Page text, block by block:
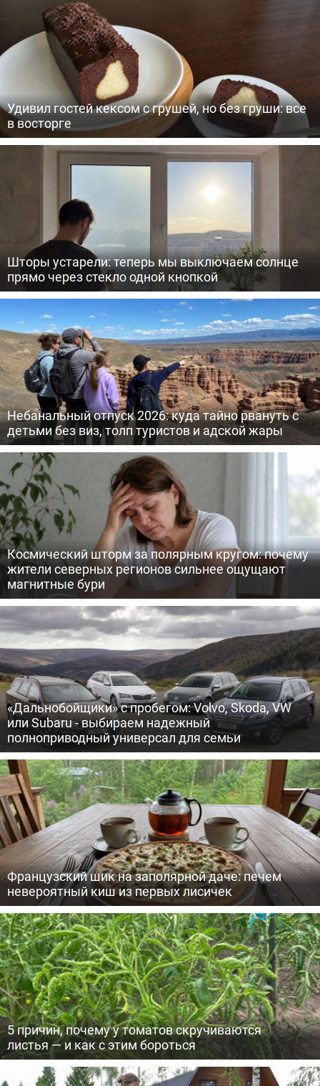
Удивил гостей кексом с грушей, но без груши: все
в восторге
Шторы устарели: теперь мы выключаем солнце
прямо через стекло одной кнопкой
Небанальный отпуск 2026: куда тайно рвануть с
детьми без виз, толп туристов и адской жары
Космический шторм за полярным кругом: почему
жители северных регионов сильнее ощущают
магнитные бури
«Дальнобойщики» с пробегом: Volvo, Skoda, VW
или Subaru - выбираем надежный
полноприводный универсал для семьи
Французский шик на заполярной даче: печем
невероятный киш из первых лисичек
5 причин, почему у томатов скручиваются
листья — и как с этим бороться